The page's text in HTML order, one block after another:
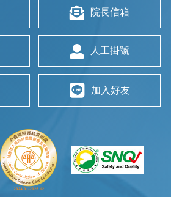
院長信箱
人工掛號
加入好友